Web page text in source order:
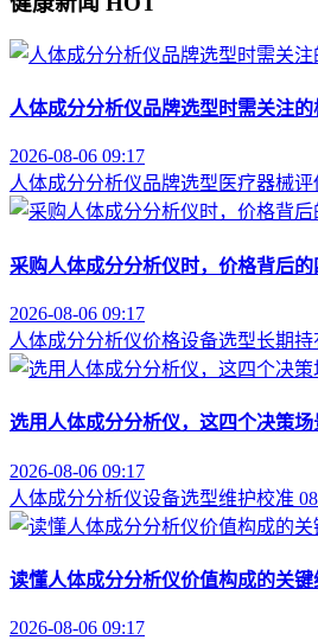
人体成分分析仪品牌选型时需关注
2026-08-06 09:17
人体成分分析仪品牌选型 医疗器械评
采购人体成分分析仪时，价格背后
2026-08-06 09:17
人体成分分析仪价格设备选型长期持
选用人体成分分析仪，这四个决策
2026-08-06 09:17
人体成分分析仪设备选型维护校准
读懂人体成分分析仪价值构成的关键
2026-08-06 09:17